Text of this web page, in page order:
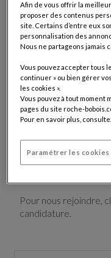
Avec un réseau de
plus de 55 pays,
perspectives de
: des hommes et des
disposant d’une
de gamme, ayant le
de l’excellence.
Des qualités qui
de réussir dans l’un
Vente, Architecture
Pour nous rejoindre,
candidature.
Afin de vous offrir la
proposer des contenus
site. Certains d’entre eux
personnalisation des
Nous ne partageons jamais
Vous pouvez accepter tous
continuer » ou bien gérer
les cookies ».
Vous pouvez à tout moment
pages du site roche-
Pour en savoir plus,
Paramétrer les cookies